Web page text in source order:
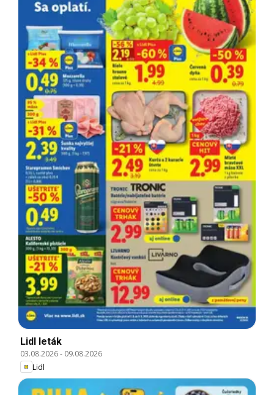
Lidl leták
03.08.2026- 09.08.2026
Lidl